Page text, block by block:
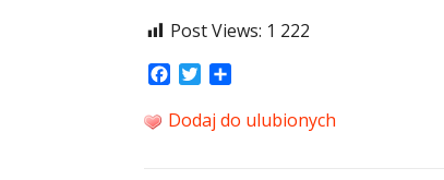
Post Views: 1 222
Facebook
Twitter
Dodaj do ulubionych